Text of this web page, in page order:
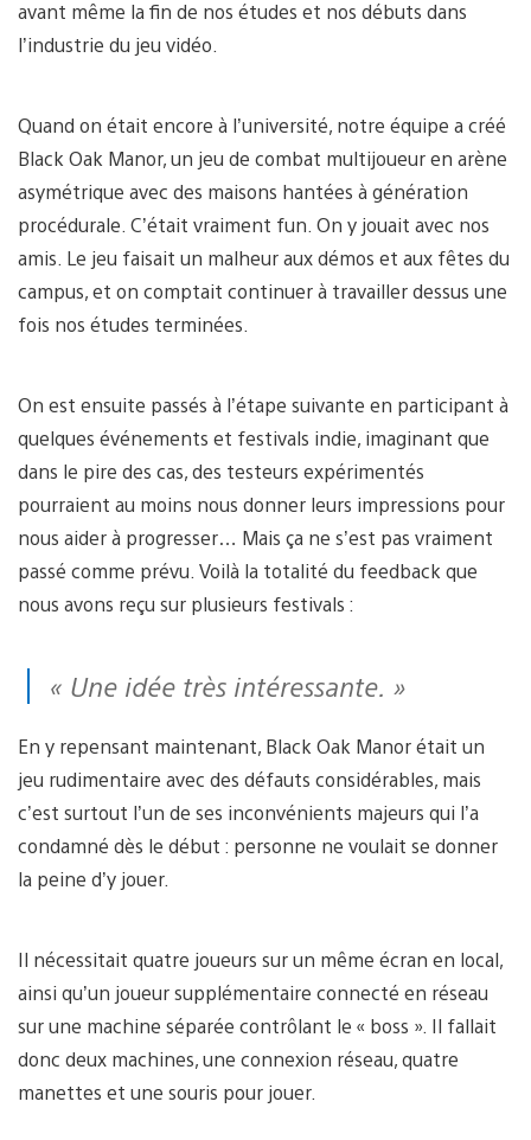
avant même la fin de nos études et nos débuts dans
l’industrie du jeu vidéo.
Quand on était encore à l’université, notre équipe a créé
Black Oak Manor, un jeu de combat multijoueur en arène
asymétrique avec des maisons hantées à génération
procédurale. C’était vraiment fun. On y jouait avec nos
amis. Le jeu faisait un malheur aux démos et aux fêtes du
campus, et on comptait continuer à travailler dessus une
fois nos études terminées.
On est ensuite passés à l’étape suivante en participant à
quelques événements et festivals indie, imaginant que
dans le pire des cas, des testeurs expérimentés
pourraient au moins nous donner leurs impressions pour
nous aider à progresser… Mais ça ne s’est pas vraiment
passé comme prévu. Voilà la totalité du feedback que
nous avons reçu sur plusieurs festivals :
« Une idée très intéressante. »
En y repensant maintenant, Black Oak Manor était un
jeu rudimentaire avec des défauts considérables, mais
c’est surtout l’un de ses inconvénients majeurs qui l’a
condamné dès le début : personne ne voulait se donner
la peine d’y jouer.
Il nécessitait quatre joueurs sur un même écran en local,
ainsi qu’un joueur supplémentaire connecté en réseau
sur une machine séparée contrôlant le « boss ». Il fallait
donc deux machines, une connexion réseau, quatre
manettes et une souris pour jouer.